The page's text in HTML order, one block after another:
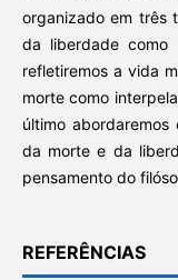
organizado em três
da liberdade como
refletiremos a vida
morte como
último
da morte e da
pensamento do
REFERÊNCIAS